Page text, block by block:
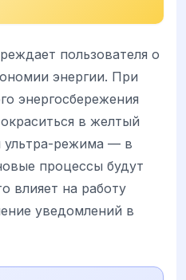
пользователя о
энергии. При
энергосбережения
в желтый
ультра-режима — в
процессы будут
влияет на работу
уведомлений в